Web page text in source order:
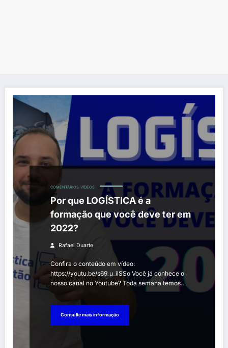
COMENTÁRIOS VÍDEOS
Por que LOGÍSTICA é a
formação que você deve ter em
2022?
Rafael Duarte
Confira o conteúdo em vídeo:
https://youtu.be/s69_u_ilSSo Você já conhece o
nosso canal no Youtube? Toda semana temos…
Consulte mais informação